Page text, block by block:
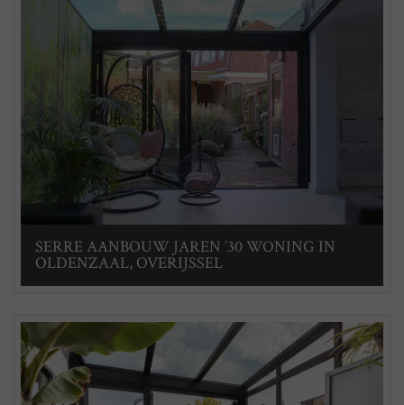
SERRE AANBOUW JAREN ’30 WONING IN
OLDENZAAL, OVERIJSSEL